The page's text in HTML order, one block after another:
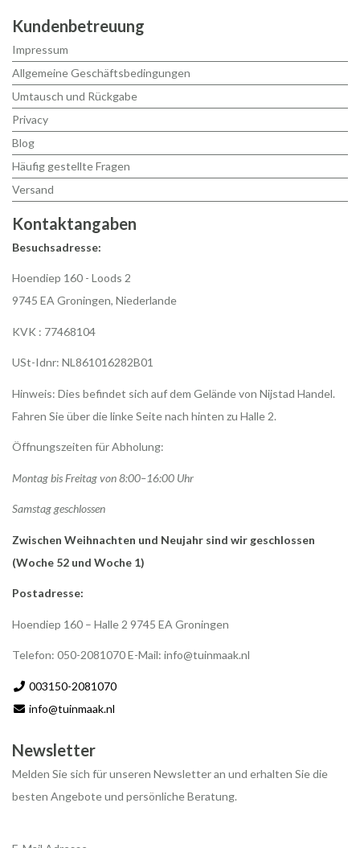
Kundenbetreuung
Impressum
Allgemeine Geschäftsbedingungen
Umtausch und Rückgabe
Privacy
Blog
Häufig gestellte Fragen
Versand
Kontaktangaben
Besuchsadresse:
Hoendiep 160 - Loods 2
9745 EA Groningen, Niederlande
KVK : 77468104
USt-Idnr: NL861016282B01
Hinweis: Dies befindet sich auf dem Gelände von Nijstad Handel.
Fahren Sie über die linke Seite nach hinten zu Halle 2.
Öffnungszeiten für Abholung:
Montag bis Freitag von 8:00–16:00 Uhr
Samstag geschlossen
Zwischen Weihnachten und Neujahr sind wir geschlossen
(Woche 52 und Woche 1)
Postadresse:
Hoendiep 160 – Halle 2 9745 EA Groningen
Telefon: 050-2081070 E-Mail: info@tuinmaak.nl
003150-2081070
info@tuinmaak.nl
Newsletter
Melden Sie sich für unseren Newsletter an und erhalten Sie die
besten Angebote und persönliche Beratung.